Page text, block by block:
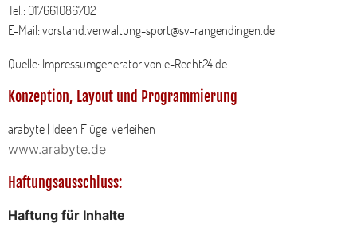
Tel.: 017661086702
E-Mail: vorstand.verwaltung-sport@sv-rangendingen.de
Quelle: Impressumgenerator von e-Recht24.de
Konzeption, Layout und Programmierung
arabyte | Ideen Flügel verleihen
www.arabyte.de
Haftungsausschluss:
Haftung für Inhalte